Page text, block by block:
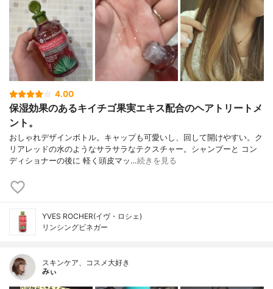
4.00
保湿効果のあるキイチゴ果実エキス配合のヘアトリートメ
ント。
おしゃれデザインボトル。キャップも可愛いし、回して開けやすい。ク
リアレッドの水のようなサラサラなテクスチャー。シャンプーと コン
ディショナーの後に 軽く頭皮マッ…続きを見る
YVES ROCHER(イヴ・ロシェ)
リンシングビネガー
スキンケア、コスメ大好き
みぃ